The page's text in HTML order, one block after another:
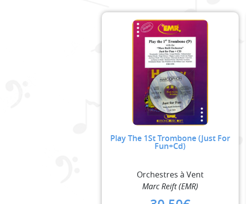
Play The 1St Trombone (Just For
Fun+Cd)
Orchestres à Vent
Marc Reift (EMR)